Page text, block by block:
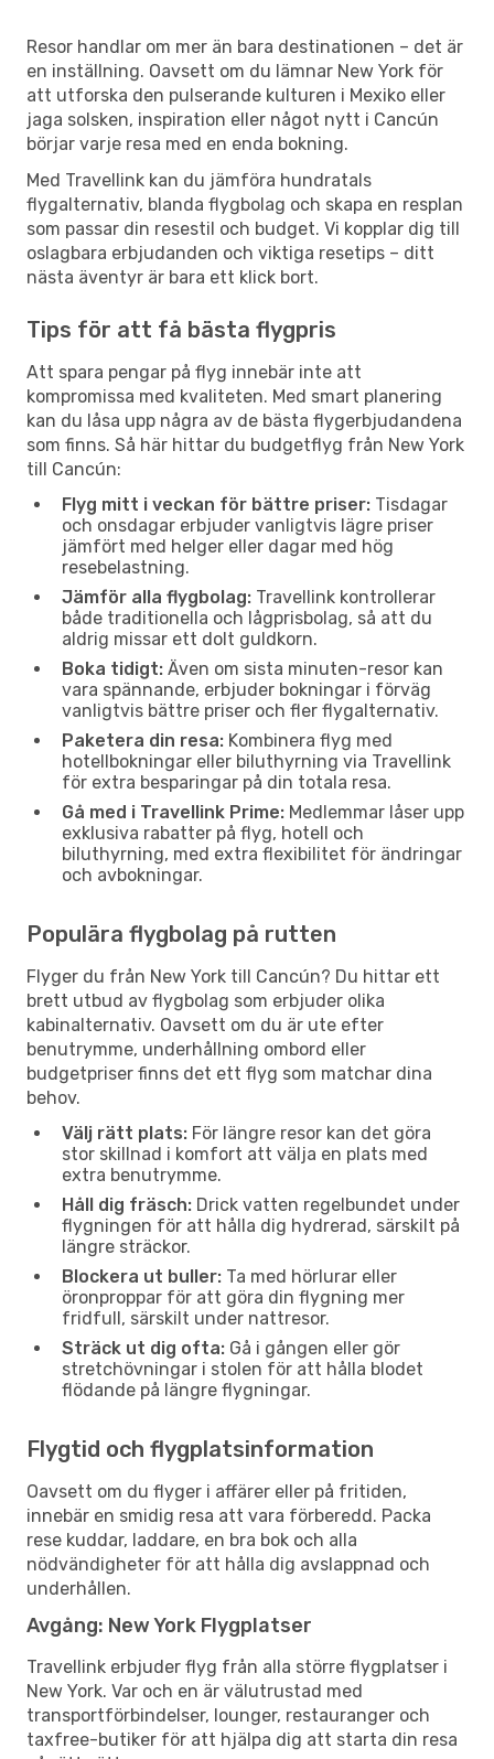
Resor handlar om mer än bara destinationen – det är
en inställning. Oavsett om du lämnar New York för
att utforska den pulserande kulturen i Mexiko eller
jaga solsken, inspiration eller något nytt i Cancún
börjar varje resa med en enda bokning.
Med Travellink kan du jämföra hundratals
flygalternativ, blanda flygbolag och skapa en resplan
som passar din resestil och budget. Vi kopplar dig till
oslagbara erbjudanden och viktiga resetips – ditt
nästa äventyr är bara ett klick bort.
Tips för att få bästa flygpris
Att spara pengar på flyg innebär inte att
kompromissa med kvaliteten. Med smart planering
kan du låsa upp några av de bästa flygerbjudandena
som finns. Så här hittar du budgetflyg från New York
till Cancún:
Flyg mitt i veckan för bättre priser: Tisdagar
och onsdagar erbjuder vanligtvis lägre priser
jämfört med helger eller dagar med hög
resebelastning.
Jämför alla flygbolag: Travellink kontrollerar
både traditionella och lågprisbolag, så att du
aldrig missar ett dolt guldkorn.
Boka tidigt: Även om sista minuten-resor kan
vara spännande, erbjuder bokningar i förväg
vanligtvis bättre priser och fler flygalternativ.
Paketera din resa: Kombinera flyg med
hotellbokningar eller biluthyrning via Travellink
för extra besparingar på din totala resa.
Gå med i Travellink Prime: Medlemmar låser upp
exklusiva rabatter på flyg, hotell och
biluthyrning, med extra flexibilitet för ändringar
och avbokningar.
Populära flygbolag på rutten
Flyger du från New York till Cancún? Du hittar ett
brett utbud av flygbolag som erbjuder olika
kabinalternativ. Oavsett om du är ute efter
benutrymme, underhållning ombord eller
budgetpriser finns det ett flyg som matchar dina
behov.
Välj rätt plats: För längre resor kan det göra
stor skillnad i komfort att välja en plats med
extra benutrymme.
Håll dig fräsch: Drick vatten regelbundet under
flygningen för att hålla dig hydrerad, särskilt på
längre sträckor.
Blockera ut buller: Ta med hörlurar eller
öronproppar för att göra din flygning mer
fridfull, särskilt under nattresor.
Sträck ut dig ofta: Gå i gången eller gör
stretchövningar i stolen för att hålla blodet
flödande på längre flygningar.
Flygtid och flygplatsinformation
Oavsett om du flyger i affärer eller på fritiden,
innebär en smidig resa att vara förberedd. Packa
rese kuddar, laddare, en bra bok och alla
nödvändigheter för att hålla dig avslappnad och
underhållen.
Avgång: New York Flygplatser
Travellink erbjuder flyg från alla större flygplatser i
New York. Var och en är välutrustad med
transportförbindelser, lounger, restauranger och
taxfree-butiker för att hjälpa dig att starta din resa